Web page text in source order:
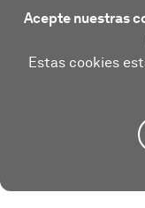
Acepte nuestras
Estas cookies